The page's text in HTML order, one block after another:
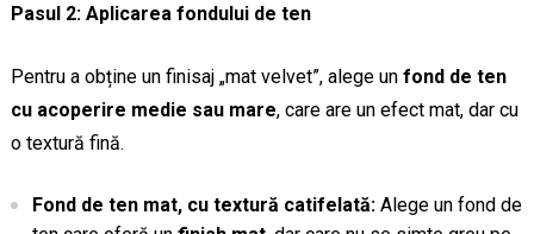
Pasul 2: Aplicarea fondului de ten
Pentru a obține un finisaj „mat velvet”, alege un fond de ten
cu acoperire medie sau mare, care are un efect mat, dar cu
o textură fină.
Fond de ten mat, cu textură catifelată:Alege un fond de